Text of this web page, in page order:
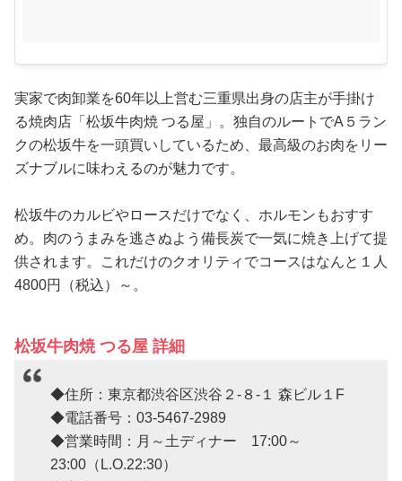
実家で肉卸業を60年以上営む三重県出身の店主が手掛け
る焼肉店「松坂牛肉焼 つる屋」。独自のルートでA５ラン
クの松坂牛を一頭買いしているため、最高級のお肉をリー
ズナブルに味わえるのが魅力です。
松坂牛のカルビやロースだけでなく、ホルモンもおすす
め。肉のうまみを逃さぬよう備長炭で一気に焼き上げて提
供されます。これだけのクオリティでコースはなんと１人
4800円（税込）～。
松坂牛肉焼 つる屋 詳細
◆住所：東京都渋谷区渋谷２-８-１ 森ビル１F
◆電話番号：03-5467-2989
◆営業時間：月～土ディナー 17:00～
23:00（L.O.22:30）